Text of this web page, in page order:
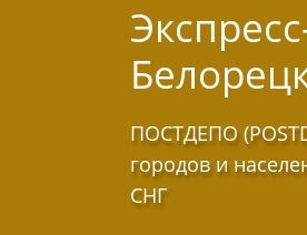
ПОСТДЕПО
городов и
СНГ